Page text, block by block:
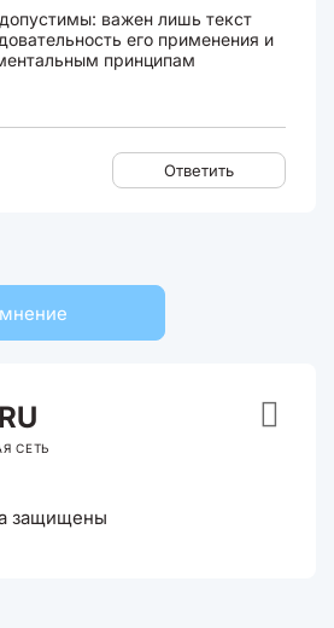
важен лишь текст
его применения и
принципам
Ответить
СЕТЬ
защищены
